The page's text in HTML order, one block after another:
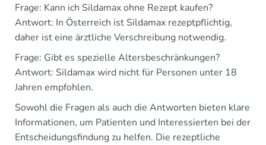
Frage: Kann ich Sildamax ohne Rezept kaufen?
Antwort: In Österreich ist Sildamax rezeptpflichtig,
daher ist eine ärztliche Verschreibung notwendig.
Frage: Gibt es spezielle Altersbeschränkungen?
Antwort: Sildamax wird nicht für Personen unter 18
Jahren empfohlen.
Sowohl die Fragen als auch die Antworten bieten klare
Informationen, um Patienten und Interessierten bei der
Entscheidungsfindung zu helfen. Die rezeptliche